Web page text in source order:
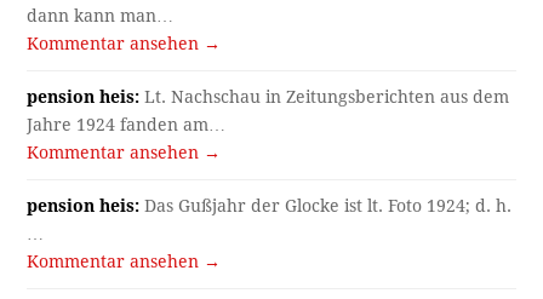
dann kann man…
Kommentar ansehen →
pension heis: Lt. Nachschau in Zeitungsberichten aus dem
Jahre 1924 fanden am…
Kommentar ansehen →
pension heis: Das Gußjahr der Glocke ist lt. Foto 1924; d. h.
Kommentar ansehen →